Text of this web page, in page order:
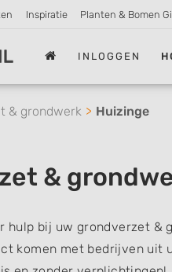
Inspiratie Planten & Bomen
INLOGGEN
& grondwerk Huizinge
&
hulp bij uw grondverzet &
komen met bedrijven uit